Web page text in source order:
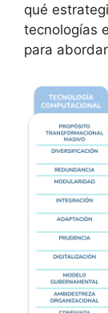
qué
tecnologías
para